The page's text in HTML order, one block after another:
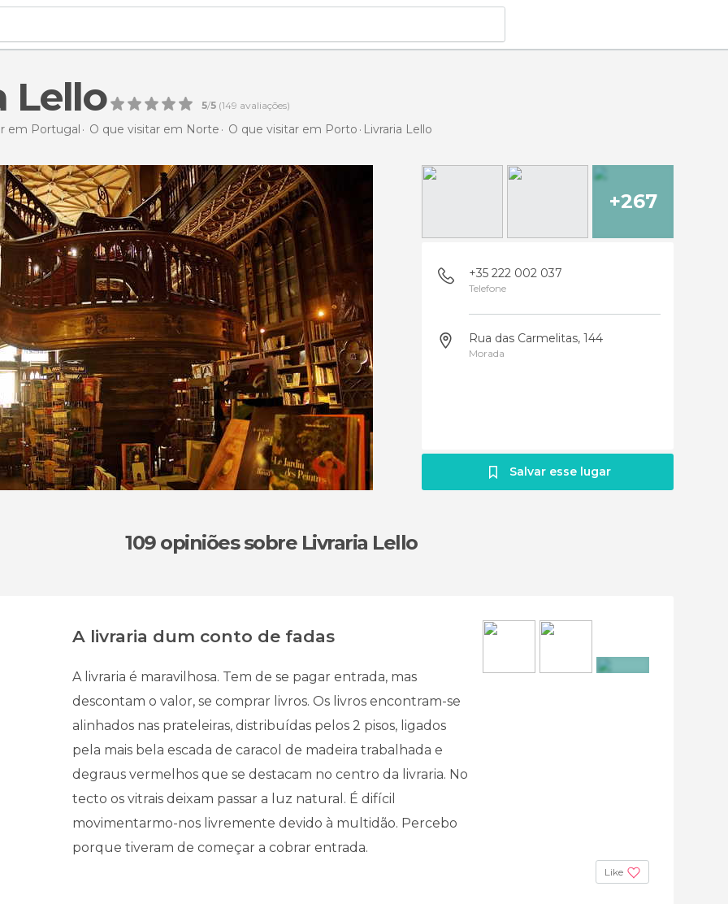
Lello 5/5 (149 avaliações)
em Portugal O que visitar em Norte O que visitar em Porto Livraria Lello
+267
+35 222 002 037
Telefone
Rua das Carmelitas, 144
Morada
Salvar esse lugar
109 opiniõessobre Livraria Lello
A livraria dum conto de fadas
A livraria é maravilhosa. Tem de se pagar entrada, mas
descontam o valor, se comprar livros. Os livros encontram-se
alinhados nas prateleiras, distribuídas pelos 2 pisos, ligados
pela mais bela escada de caracol de madeira trabalhada e
degraus vermelhos que se destacam no centro da livraria. No
tecto os vitrais deixam passar a luz natural. É difícil
movimentarmo-nos livremente devido à multidão. Percebo
porque tiveram de começar a cobrar entrada.
Like